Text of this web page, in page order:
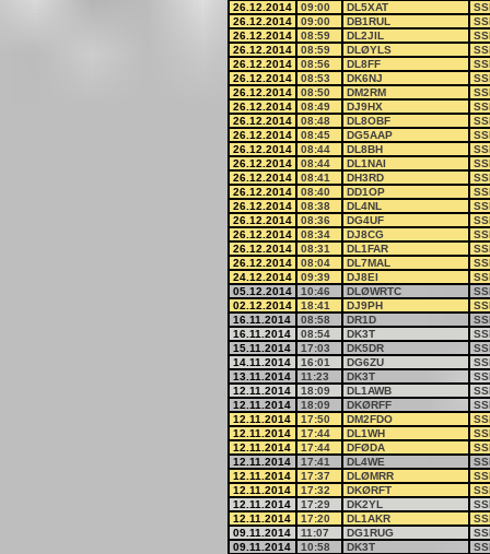
26.12.2014
09:00 DL5XAT
26.12.2014
09:00 DB1RUL
26.12.2014
08:59 DL2JIL
26.12.2014
08:59 DLØYLS
26.12.2014
08:56 DL8FF
26.12.2014
08:53 DK6NJ
26.12.2014
08:50 DM2RM
26.12.2014
08:49 DJ9HX
26.12.2014
08:48 DL8OBF
26.12.2014
08:45 DG5AAP
26.12.2014
08:44 DL8BH
26.12.2014
08:44 DL1NAI
26.12.2014
08:41 DH3RD
26.12.2014
08:40 DD1OP
26.12.2014
08:38 DL4NL
26.12.2014
08:36 DG4UF
26.12.2014
08:34 DJ8CG
26.12.2014
08:31 DL1FAR
26.12.2014
08:04 DL7MAL
24.12.2014
09:39 DJ8EI
05.12.2014
10:46 DLØWRTC
02.12.2014
18:41 DJ9PH
16.11.2014
08:58 DR1D
16.11.2014
08:54 DK3T
15.11.2014
17:03 DK5DR
14.11.2014
16:01 DG6ZU
13.11.2014
11:23 DK3T
12.11.2014
18:09 DL1AWB
12.11.2014
18:09 DKØRFF
12.11.2014
17:50 DM2FDO
12.11.2014
17:44 DL1WH
12.11.2014
17:44 DFØDA
12.11.2014
17:41 DL4WE
12.11.2014
17:37 DLØMRR
12.11.2014
17:32 DKØRFT
12.11.2014
17:29 DK2YL
12.11.2014
17:20 DL1AKR
09.11.2014
11:07 DG1RUG
09.11.2014
10:58 DK3T